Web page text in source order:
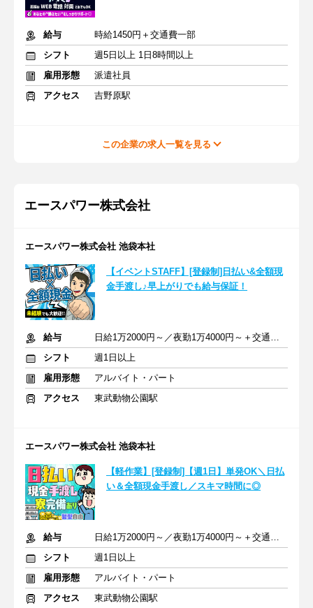
給与
時給1450円＋交通費一部
シフト
週5日以上 1日8時間以上
雇用形態
派遣社員
アクセス
吉野原駅
この企業の求人一覧を見る
エースパワー株式会社
エースパワー株式会社 池袋本社
【イベントSTAFF】[登録制]日払い&全額現
金手渡し♪早上がりでも給与保証！
給与
日給1万2000円～／夜勤1万4000円～＋交通費＋各種手当
シフト
週1日以上
雇用形態
アルバイト・パート
アクセス
東武動物公園駅
エースパワー株式会社 池袋本社
【軽作業】[登録制]【週1日】単発OK＼日払
い＆全額現金手渡し／スキマ時間に◎
給与
日給1万2000円～／夜勤1万4000円～＋交通費＋各種手当
シフト
週1日以上
雇用形態
アルバイト・パート
アクセス
東武動物公園駅